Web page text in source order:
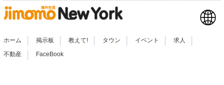
ホーム 掲示板 教えて! タウン イベント 求人
不動産 | FaceBook